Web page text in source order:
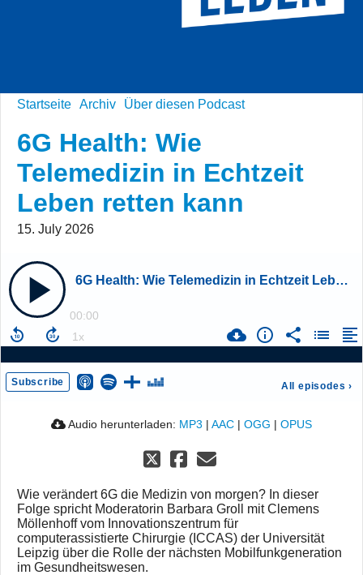
Startseite Archiv Über diesen Podcast
6G Health: Wie
Telemedizin in Echtzeit
Leben retten kann
15. July 2026
6G Health: Wie Telemedizin in Echtzeit Leben retten kann
00:00
Subscribe All episodes ›
Audio herunterladen: MP3 | AAC | OGG | OPUS
Wie verändert 6G die Medizin von morgen? In dieser
Folge spricht Moderatorin Barbara Groll mit Clemens
Möllenhoff vom Innovationszentrum für
computerassistierte Chirurgie (ICCAS) der Universität
Leipzig über die Rolle der nächsten Mobilfunkgeneration
im Gesundheitswesen.